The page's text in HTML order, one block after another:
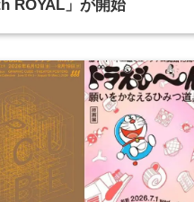
ROYAL」が開始